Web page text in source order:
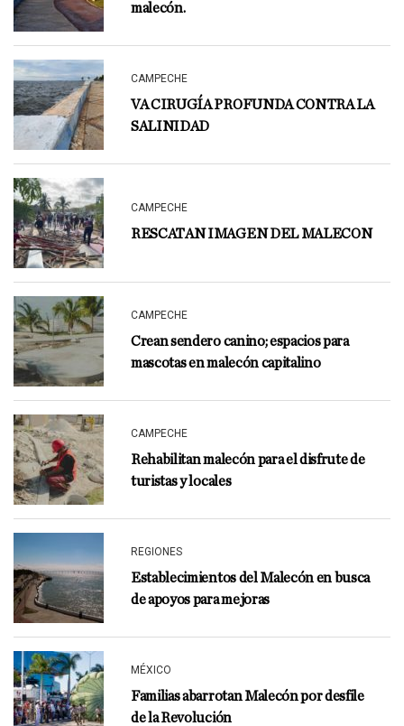
malecón.
CAMPECHE
VA CIRUGÍA PROFUNDA CONTRA LA
SALINIDAD
CAMPECHE
RESCATAN IMAGEN DEL MALECON
CAMPECHE
Crean sendero canino; espacios para
mascotas en malecón capitalino
CAMPECHE
Rehabilitan malecón para el disfrute de
turistas y locales
REGIONES
Establecimientos del Malecón en busca
de apoyos para mejoras
MÉXICO
Familias abarrotan Malecón por desfile
de la Revolución